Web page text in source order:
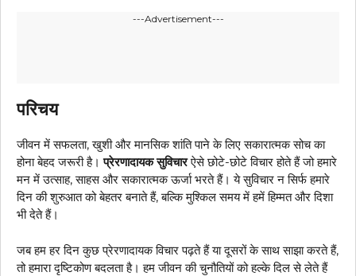
---Advertisement---
परिचय
जीवन में सफलता, खुशी और मानसिक शांति पाने के लिए सकारात्मक सोच का
होना बेहद जरूरी है।प्रेरणादायक सुविचारऐसे छोटे-छोटे विचार होते हैं जो हमारे
मन में उत्साह, साहस और सकारात्मक ऊर्जा भरते हैं। ये सुविचार न सिर्फ हमारे
दिन की शुरुआत को बेहतर बनाते हैं, बल्कि मुश्किल समय में हमें हिम्मत और दिशा
भी देते हैं।
जब हम हर दिन कुछ प्रेरणादायक विचार पढ़ते हैं या दूसरों के साथ साझा करते हैं,
तो हमारा दृष्टिकोण बदलता है। हम जीवन की चुनौतियों को हल्के दिल से लेते हैं